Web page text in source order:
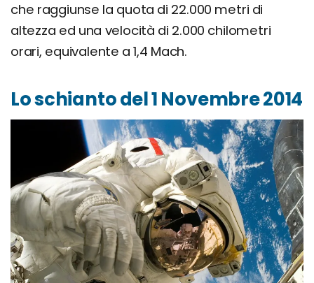
che raggiunse la quota di 22.000 metri di
altezza ed una velocità di 2.000 chilometri
orari, equivalente a 1,4 Mach.
Lo schianto del 1 Novembre 2014